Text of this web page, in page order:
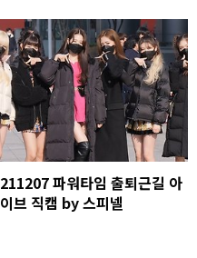
211207 파워타임 출퇴근길 아
이브 직캠 by 스피넬